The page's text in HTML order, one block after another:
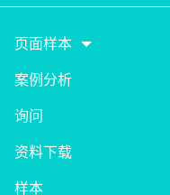
页面样本
案例分析
询问
资料下载
样本